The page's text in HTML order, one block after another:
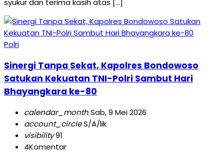
syukur dan terima kasih atas […]
Polri
Sinergi Tanpa Sekat, Kapolres Bondowoso
Satukan Kekuatan TNI-Polri Sambut Hari
Bhayangkara ke-80
calendar_monthSab, 9 Mei 2026
account_circleS/A/lik
visibility91
4Komentar